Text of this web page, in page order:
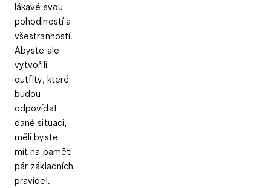
lákavé svou
pohodlností a
všestranností.
Abyste ale
vytvořili
outfity, které
budou
odpovídat
dané situaci,
měli byste
mít na paměti
pár základních
pravidel.